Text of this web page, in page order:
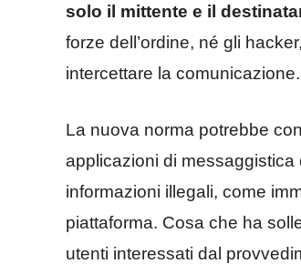
solo il mittente e il
forze dell’ordine, né gli
intercettare la comunicazione.
La nuova norma potrebbe
applicazioni di
informazioni illegali, come
piattaforma. Cosa che ha
utenti interessati dal